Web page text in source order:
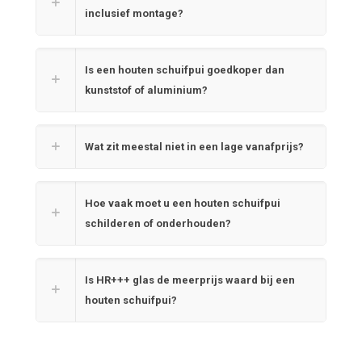
inclusief montage?
Is een houten schuifpui goedkoper dan
kunststof of aluminium?
Wat zit meestal niet in een lage vanafprijs?
Hoe vaak moet u een houten schuifpui
schilderen of onderhouden?
Is HR+++ glas de meerprijs waard bij een
houten schuifpui?